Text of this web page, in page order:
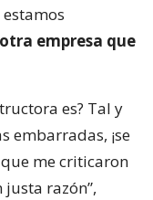
estamos
empresa que
es? Tal y
embarradas, ¡se
me criticaron
razón”,